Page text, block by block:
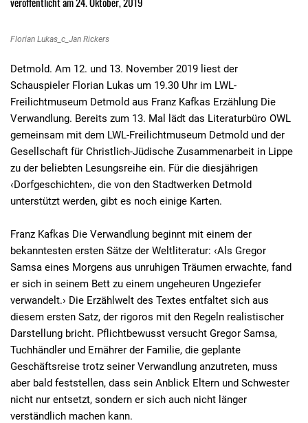
Florian Lukas_c_Jan Rickers
Detmold. Am 12. und 13. November 2019 liest der
Schauspieler Florian Lukas um 19.30 Uhr im LWL-
Freilichtmuseum Detmold aus Franz Kafkas Erzählung Die
Verwandlung. Bereits zum 13. Mal lädt das Literaturbüro OWL
gemeinsam mit dem LWL-Freilichtmuseum Detmold und der
Gesellschaft für Christlich-Jüdische Zusammenarbeit in Lippe
zu der beliebten Lesungsreihe ein. Für die diesjährigen
‹Dorfgeschichten›, die von den Stadtwerken Detmold
unterstützt werden, gibt es noch einige Karten.
Franz Kafkas Die Verwandlung beginnt mit einem der
bekanntesten ersten Sätze der Weltliteratur: ‹Als Gregor
Samsa eines Morgens aus unruhigen Träumen erwachte, fand
er sich in seinem Bett zu einem ungeheuren Ungeziefer
verwandelt.› Die Erzählwelt des Textes entfaltet sich aus
diesem ersten Satz, der rigoros mit den Regeln realistischer
Darstellung bricht. Pflichtbewusst versucht Gregor Samsa,
Tuchhändler und Ernährer der Familie, die geplante
Geschäftsreise trotz seiner Verwandlung anzutreten, muss
aber bald feststellen, dass sein Anblick Eltern und Schwester
nicht nur entsetzt, sondern er sich auch nicht länger
verständlich machen kann.